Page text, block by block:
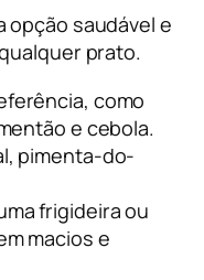
opção saudável e
prato.
como
e cebola.
pimenta-do-
frigideira ou
macios e